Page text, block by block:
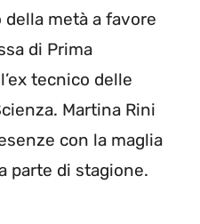
metà a favore
di Prima
tecnico delle
Martina Rini
con la maglia
parte di stagione.